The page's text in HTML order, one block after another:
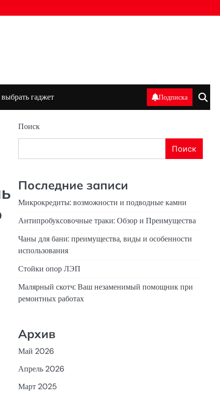
гаджет Подписка
Поиск
Поиск
Последние записи
Микрокредиты: возможности и подводные камни
Антипробуксовочные траки: Обзор и Преимущества
Чаны для бани: преимущества, виды и особенности
использования
Стойки опор ЛЭП
Малярный скотч: Ваш незаменимый помощник при
ремонтных работах
Архив
Май 2026
Апрель 2026
Март 2025